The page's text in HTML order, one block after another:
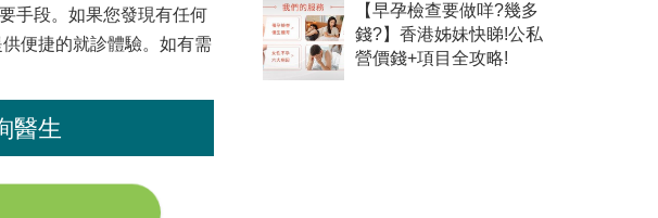
手段。如果您發現有任何
便捷的就診體驗。如有需
醫生
【早孕檢查要做咩?幾多
錢?】香港姊妹快睇!公私
營價錢+項目全攻略!